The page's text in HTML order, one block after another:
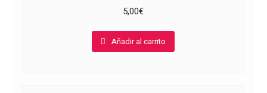
5,00€
Añadir al carrito